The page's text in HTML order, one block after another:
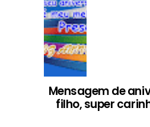
Mensagem de
filho, super